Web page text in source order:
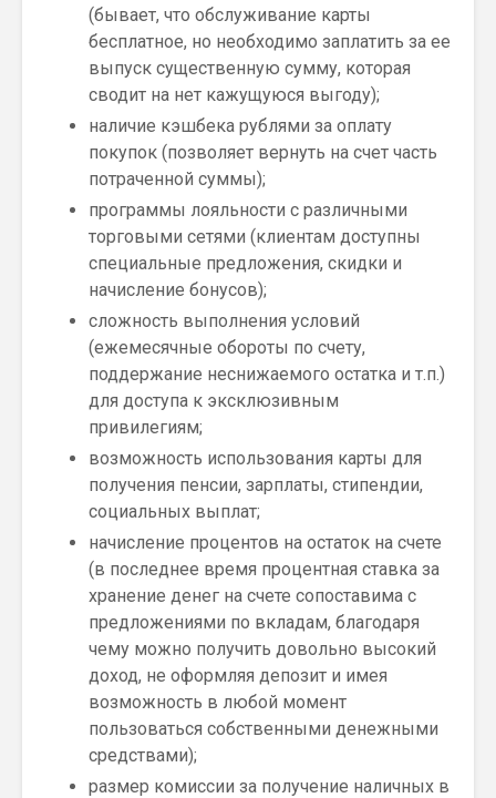
(бывает, что обслуживание карты
бесплатное, но необходимо заплатить за ее
выпуск существенную сумму, которая
сводит на нет кажущуюся выгоду);
наличие кэшбека рублями за оплату
покупок (позволяет вернуть на счет часть
потраченной суммы);
программы лояльности с различными
торговыми сетями (клиентам доступны
специальные предложения, скидки и
начисление бонусов);
сложность выполнения условий
(ежемесячные обороты по счету,
поддержание неснижаемого остатка и т.п.)
для доступа к эксклюзивным
привилегиям;
возможность использования карты для
получения пенсии, зарплаты, стипендии,
социальных выплат;
начисление процентов на остаток на счете
(в последнее время процентная ставка за
хранение денег на счете сопоставима с
предложениями по вкладам, благодаря
чему можно получить довольно высокий
доход, не оформляя депозит и имея
возможность в любой момент
пользоваться собственными денежными
средствами);
размер комиссии за получение наличных в